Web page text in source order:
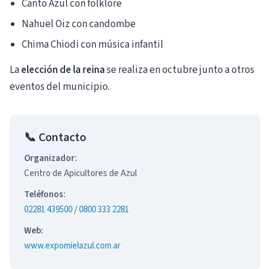
Canto Azul con folklore
Nahuel Oiz con candombe
Chima Chiodi con música infantil
Laelección de la reinase realiza en octubre junto a otros
eventos del municipio.
📞 Contacto
Organizador:
Centro de Apicultores de Azul
Teléfonos:
02281 439500/0800 333 2281
Web:
www.expomielazul.com.ar